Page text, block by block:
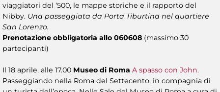
viaggiatori del ‘500, le mappe storiche e il rapporto del
Nibby. Una passeggiata da Porta Tiburtina nel quartiere
San Lorenzo.
Prenotazione obbligatoria allo 060608 (massimo 30
partecipanti)
Il 18 aprile, alle 17.00 Museo di Roma A spasso con John.
Passeggiando nella Roma del Settecento, in compagnia di